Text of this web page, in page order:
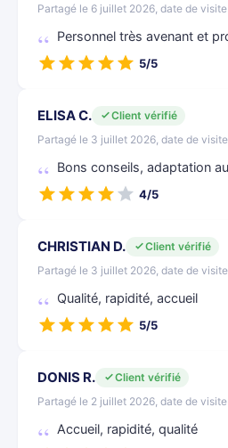
Partagé le 6 juillet 2026, date de
Personnel très avenant et
5/5
ELISA C.
Client vérifié
Partagé le 3 juillet 2026, date de
Bons conseils, adaptation
4/5
CHRISTIAN D.
Client vérifié
Partagé le 3 juillet 2026, date de
Qualité, rapidité, accueil
5/5
DONIS R.
Client vérifié
Partagé le 2 juillet 2026, date de
Accueil, rapidité, qualité